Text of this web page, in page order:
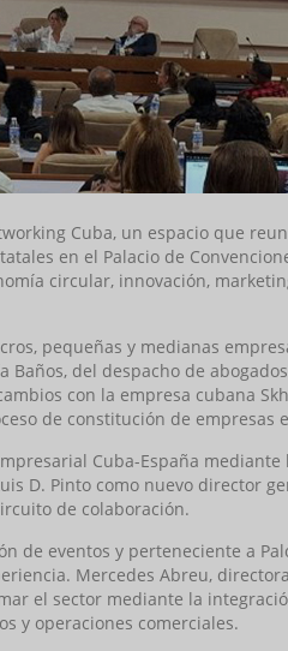
Cuba, un espacio que
en el Palacio de
circular, innovación,
pequeñas y medianas
Baños, del despacho de
con la empresa cubana
de constitución de empresas
Cuba-España
D. Pinto como nuevo director
de colaboración.
de eventos y perteneciente a
Mercedes Abreu,
el sector mediante la
y operaciones comerciales.